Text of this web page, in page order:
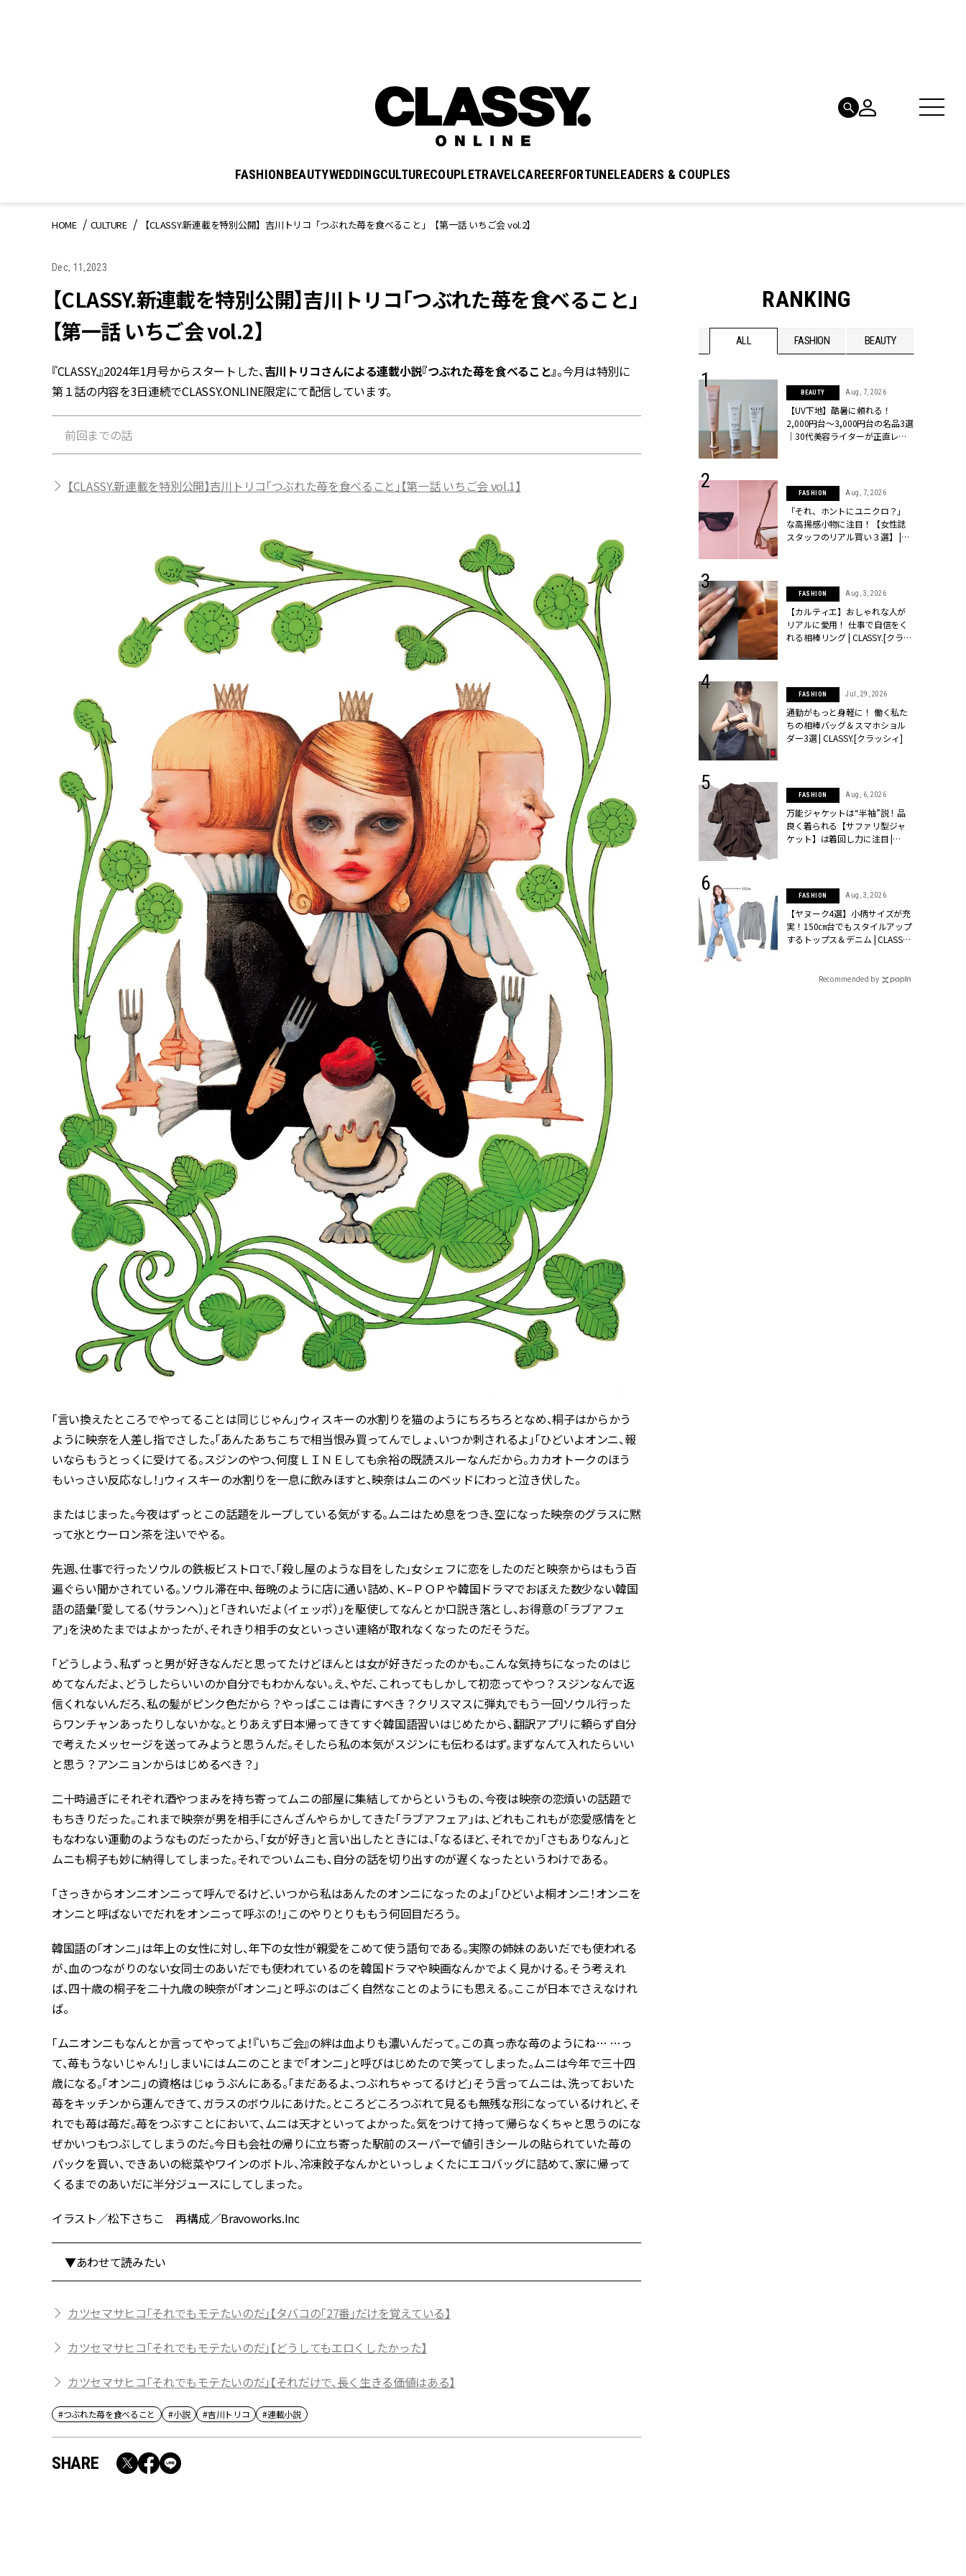
FASHIONBEAUTYWEDDINGCULTURECOUPLETRAVELCAREERFORTUNELEADERS & COUPLES
HOME CULTURE 【CLASSY.新連載を特別公開】吉川トリコ「つぶれた苺を食べること」【第一話 いちご会 vol.2】
Dec, 11,2023
【CLASSY.新連載を特別公開】吉川トリコ「つぶれた苺を食べること」
【第一話 いちご会 vol.2】
『CLASSY.』2024年1月号からスタートした、吉川トリコさんによる連載小説『つぶれた苺を食べること』。今月は特別に
第１話の内容を3日連続でCLASSY.ONLINE限定にて配信しています。
前回までの話
【CLASSY.新連載を特別公開】吉川トリコ「つぶれた苺を食べること」【第一話 いちご会 vol.1】
「言い換えたところでやってることは同じじゃん」ウィスキーの水割りを猫のようにちろちろとなめ、桐子はからかう
ように映奈を人差し指でさした。「あんたあちこちで相当恨み買ってんでしょ、いつか刺されるよ」「ひどいよオンニ、報
いならもうとっくに受けてる。スジンのやつ、何度ＬＩＮＥしても余裕の既読スルーなんだから。カカオトークのほう
もいっさい反応なし！」ウィスキーの水割りを一息に飲みほすと、映奈はムニのベッドにわっと泣き伏した。
またはじまった。今夜はずっとこの話題をループしている気がする。ムニはため息をつき、空になった映奈のグラスに黙
って氷とウーロン茶を注いでやる。
先週、仕事で行ったソウルの鉄板ビストロで、「殺し屋のような目をした」女シェフに恋をしたのだと映奈からはもう百
遍ぐらい聞かされている。ソウル滞在中、毎晩のように店に通い詰め、Ｋ–ＰＯＰや韓国ドラマでおぼえた数少ない韓国
語の語彙「愛してる（サランへ）」と「きれいだよ（イェッポ）」を駆使してなんとか口説き落とし、お得意の「ラブアフェ
ア」を決めたまではよかったが、それきり相手の女といっさい連絡が取れなくなったのだそうだ。
「どうしよう、私ずっと男が好きなんだと思ってたけどほんとは女が好きだったのかも。こんな気持ちになったのはじ
めてなんだよ、どうしたらいいのか自分でもわかんない。え、やだ、これってもしかして初恋ってやつ？スジンなんで返
信くれないんだろ、私の髪がピンク色だから？やっぱここは青にすべき？クリスマスに弾丸でもう一回ソウル行った
らワンチャンあったりしないかな。とりあえず日本帰ってきてすぐ韓国語習いはじめたから、翻訳アプリに頼らず自分
で考えたメッセージを送ってみようと思うんだ。そしたら私の本気がスジンにも伝わるはず。まずなんて入れたらいい
と思う？アンニョンからはじめるべき？」
二十時過ぎにそれぞれ酒やつまみを持ち寄ってムニの部屋に集結してからというもの、今夜は映奈の恋煩いの話題で
もちきりだった。これまで映奈が男を相手にさんざんやらかしてきた「ラブアフェア」は、どれもこれもが恋愛感情をと
もなわない運動のようなものだったから、「女が好き」と言い出したときには、「なるほど、それでか」「さもありなん」と
ムニも桐子も妙に納得してしまった。それでついムニも、自分の話を切り出すのが遅くなったというわけである。
「さっきからオンニオンニって呼んでるけど、いつから私はあんたのオンニになったのよ」「ひどいよ桐オンニ！オンニを
オンニと呼ばないでだれをオンニって呼ぶの！」このやりとりももう何回目だろう。
韓国語の「オンニ」は年上の女性に対し、年下の女性が親愛をこめて使う語句である。実際の姉妹のあいだでも使われる
が、血のつながりのない女同士のあいだでも使われているのを韓国ドラマや映画なんかでよく見かける。そう考えれ
ば、四十歳の桐子を二十九歳の映奈が「オンニ」と呼ぶのはごく自然なことのようにも思える。ここが日本でさえなけれ
ば。
「ムニオンニもなんとか言ってやってよ！『いちご会』の絆は血よりも濃いんだって。この真っ赤な苺のようにね… …っ
て、苺もうないじゃん！」しまいにはムニのことまで「オンニ」と呼びはじめたので笑ってしまった。ムニは今年で三十四
歳になる。「オンニ」の資格はじゅうぶんにある。「まだあるよ、つぶれちゃってるけど」そう言ってムニは、洗っておいた
苺をキッチンから運んできて、ガラスのボウルにあけた。ところどころつぶれて見るも無残な形になっているけれど、そ
れでも苺は苺だ。苺をつぶすことにおいて、ムニは天才といってよかった。気をつけて持って帰らなくちゃと思うのにな
ぜかいつもつぶしてしまうのだ。今日も会社の帰りに立ち寄った駅前のスーパーで値引きシールの貼られていた苺の
パックを買い、できあいの総菜やワインのボトル、冷凍餃子なんかといっしょくたにエコバッグに詰めて、家に帰って
くるまでのあいだに半分ジュースにしてしまった。
イラスト／松下さちこ 再構成／Bravoworks.Inc
▼あわせて読みたい
カツセマサヒコ「それでもモテたいのだ」【タバコの「27番」だけを覚えている】
カツセマサヒコ「それでもモテたいのだ」【どうしてもエロくしたかった】
カツセマサヒコ「それでもモテたいのだ」【それだけで、長く生きる価値はある】
#つぶれた苺を食べること #小説 #吉川トリコ #連載小説
SHARE
RANKING
ALL FASHION BEAUTY
BEAUTY
BEAUTY Aug, 6, 2026
Sep, 25, 2025
マルジェラの“レプリカ”に新作
も！注目度急上昇の『フレグラ
ンス』５選 | CLASSY.[クラッシ
BEAUTY
【シャネル】「ココ マドモアゼ
ル クラッシュ アプソリュ」の限
定カフェが登場！世界観に没入
できる体験型イベントが開催 |
CLASSY.[クラッシィ]
BEAUTY Aug, 5, 2026
忙しい毎日に「うるおいター
ボ」を。新【SOFINA BASIC＋】
のお手入れでうるおってなめら
かな肌を目指す | CLASSY.[クラッ
シィ]
BEAUTY Aug, 7, 2026
冷房・紫外線etc...「夏の隠れ乾
燥」を防ぐ【ベタつかない名品
クリーム】3選＜30代のベストコ
スメ＞ | CLASSY.[クラッシィ]
「トゥギャザー」シリーズに注
目 | CLASSY.[クラッシィ]
WEDDING
結婚式に黒ドレスはアリ？お呼
ばれで失敗しないコーデ＆マナ
ーを解説 | CLASSY.[クラッシィ]
WEDDING
【トレンドの巻き方３選】結婚
式ゲスト服の鉄板“シンプル黒ワ
ンピ”は『スカーフ』で盛るのが
正解！ | CLASSY.[クラッシィ]
WEDDING
【ブルガリ】プロポーズで贈ら
れたのは、リングじゃなくてネ
ックレスだった！【CLASSY.世代
のブライダルリング物語 #15】 |
CLASSY.[クラッシィ]
WEDDING
【結婚式お呼ばれ】ドレスに馴
染む！上品で実用的な「サブバ
ッグ」6選【アンテプリマ、フェ
イラー他】 | CLASSY.[クラッシ
BEAUTY Aug, 7, 2026
【UV下地】酷暑に頼れる！
2,000円台〜3,000円台の名品3選
｜30代美容ライターが正直レビ
FASHION Aug, 7, 2026
「それ、ホントにユニクロ？」
な高揚感小物に注目！【女性誌
スタッフのリアル買い３選】 |
FASHION Aug, 3, 2026
【カルティエ】おしゃれな人が
リアルに愛用！ 仕事で自信をく
れる相棒リング | CLASSY.[クラッ
FASHION Jul, 29, 2026
通勤がもっと身軽に！ 働く私た
ちの相棒バッグ＆スマホショル
ダー3選 | CLASSY.[クラッシィ]
FASHION Aug, 6, 2026
万能ジャケットは“半袖”説！品
良く着られる【サファリ型ジャ
ケット】は着回し力に注目 |
FASHION Aug, 3, 2026
【ヤヌーク4選】小柄サイズが充
実！150㎝台でもスタイルアップ
するトップス＆デニム | CLASSY.
Recommended by